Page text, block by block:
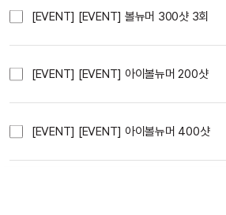
[EVENT] [EVENT] 볼뉴머 300샷 3회
[EVENT] [EVENT] 아이볼뉴머 200샷
[EVENT] [EVENT] 아이볼뉴머 400샷